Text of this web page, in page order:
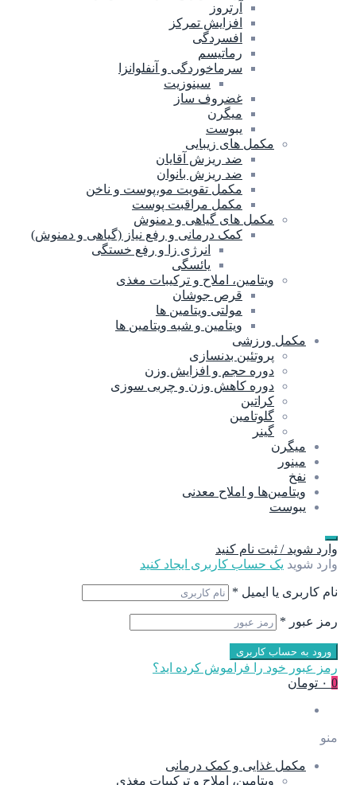
آرتروز
افزایش تمرکز
افسردگی
رماتیسم
سرماخوردگی و آنفلوانزا
سینوزیت
غضروف ساز
میگرن
یبوست
مکمل های زیبایی
ضد ریزش آقایان
ضد ریزش بانوان
مکمل تقویت مو،پوست و ناخن
مکمل مراقبت پوست
مکمل های گیاهی و دمنوش
کمک درمانی و رفع نیاز (گیاهی و دمنوش)
انرژی زا و رفع خستگی
یائسگی
ویتامین، املاح و ترکیبات مغذی
قرص جوشان
مولتی ویتامین ها
ویتامین و شبه ویتامین ها
مکمل ورزشی
پروتئین بدنسازی
دوره حجم و افزایش وزن
دوره کاهش وزن و چربی سوزی
کراتین
گلوتامین
گینر
میگرن
مینور
نفخ
ویتامین‌ها و املاح معدنی
یبوست
وارد شوید / ثبت نام کنید
وارد شوید یک حساب کاربری ایجاد کنید
نام کاربری یا ایمیل *
رمز عبور *
ورود به حساب کاربری
رمز عبور خود را فراموش کرده اید؟
0 ۰ تومان
منو
مکمل غذایی و کمک درمانی
ویتامین، املاح و ترکیبات مغذی